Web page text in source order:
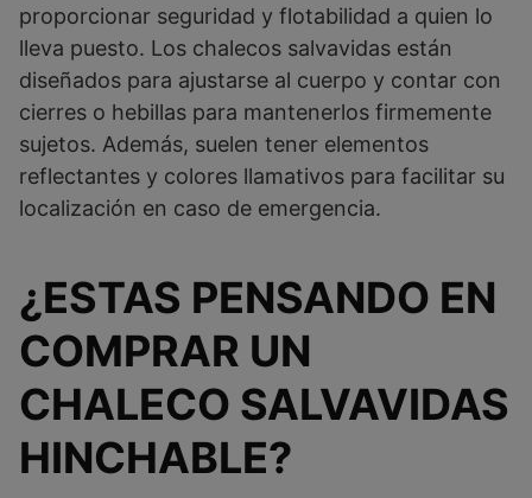
proporcionar seguridad y flotabilidad a quien lo
lleva puesto. Los chalecos salvavidas están
diseñados para ajustarse al cuerpo y contar con
cierres o hebillas para mantenerlos firmemente
sujetos. Además, suelen tener elementos
reflectantes y colores llamativos para facilitar su
localización en caso de emergencia.
¿ESTAS PENSANDO EN
COMPRAR UN
CHALECO SALVAVIDAS
HINCHABLE?